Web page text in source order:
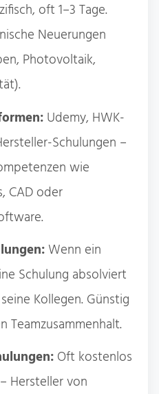
oft 1–3 Tage.
Neuerungen
Photovoltaik,
Udemy, HWK-
Schulungen –
wie
CAD oder
Wenn ein
Schulung absolviert
Kollegen. Günstig
Teamzusammenhalt.
Oft kostenlos
Hersteller von